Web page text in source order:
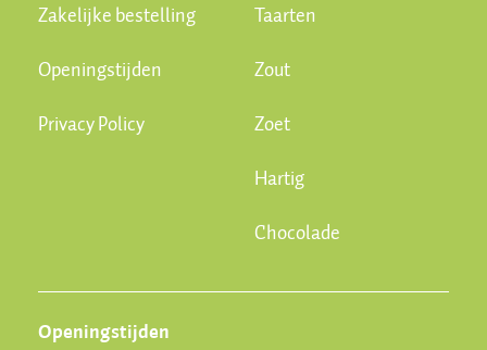
Zakelijke bestelling
Openingstijden
Privacy Policy
Taarten
Zout
Zoet
Hartig
Chocolade
Openingstijden